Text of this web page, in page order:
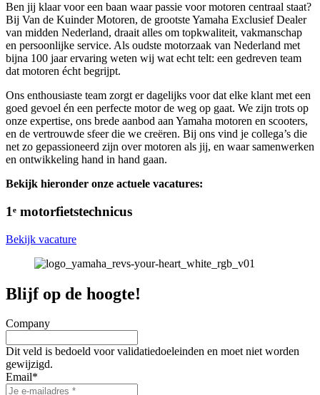
Ben jij klaar voor een baan waar passie voor motoren centraal staat?
Bij Van de Kuinder Motoren, de grootste Yamaha Exclusief Dealer
van midden Nederland, draait alles om topkwaliteit, vakmanschap
en persoonlijke service. Als oudste motorzaak van Nederland met
bijna 100 jaar ervaring weten wij wat echt telt: een gedreven team
dat motoren écht begrijpt.
Ons enthousiaste team zorgt er dagelijks voor dat elke klant met een
goed gevoel én een perfecte motor de weg op gaat. We zijn trots op
onze expertise, ons brede aanbod aan Yamaha motoren en scooters,
en de vertrouwde sfeer die we creëren. Bij ons vind je collega’s die
net zo gepassioneerd zijn over motoren als jij, en waar samenwerken
en ontwikkeling hand in hand gaan.
Bekijk hieronder onze actuele vacatures:
1ᵉ motorfietstechnicus
Bekijk vacature
Blijf op de hoogte!
Company
Dit veld is bedoeld voor validatiedoeleinden en moet niet worden
gewijzigd.
Email*